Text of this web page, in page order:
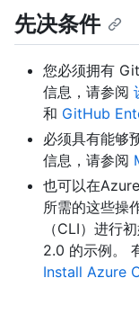
先决条件
您必须拥有
信息，请参阅
和 GitHub
必须具有能够
信息，请参阅
也可以在
所需的这些操
（CLI）进行
2.0 的示例。
Install Azure